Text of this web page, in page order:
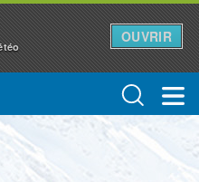
OUVRIR